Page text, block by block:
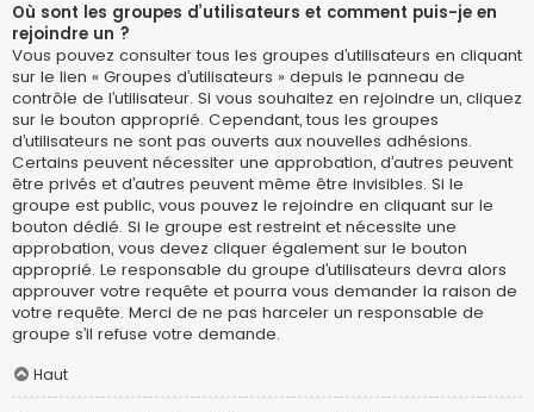
Où sont les groupes d’utilisateurs et comment puis-je en
rejoindre un ?
Vous pouvez consulter tous les groupes d’utilisateurs en cliquant
sur le lien « Groupes d’utilisateurs » depuis le panneau de
contrôle de l’utilisateur. Si vous souhaitez en rejoindre un, cliquez
sur le bouton approprié. Cependant, tous les groupes
d’utilisateurs ne sont pas ouverts aux nouvelles adhésions.
Certains peuvent nécessiter une approbation, d’autres peuvent
être privés et d’autres peuvent même être invisibles. Si le
groupe est public, vous pouvez le rejoindre en cliquant sur le
bouton dédié. Si le groupe est restreint et nécessite une
approbation, vous devez cliquer également sur le bouton
approprié. Le responsable du groupe d’utilisateurs devra alors
approuver votre requête et pourra vous demander la raison de
votre requête. Merci de ne pas harceler un responsable de
groupe s’il refuse votre demande.
Haut